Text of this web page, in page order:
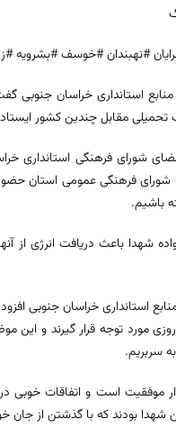
#نهبندان #خوسف #بشرویه
استانداری خراسان جنوبی
مقابل چندین کشور
شورای فرهنگی استانداری
فرهنگی عمومی استان حضور
باشیم.
شهدا باعث دریافت انرژی
استانداری خراسان جنوبی
مورد توجه قرار گیرند و
سربریم.
بودند که با گذشتن از جان